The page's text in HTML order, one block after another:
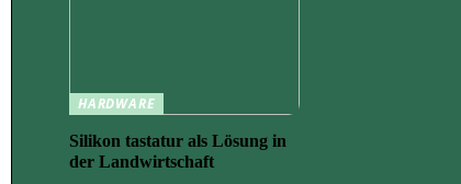
HARDWARE
Silikon tastatur als Lösung in
der Landwirtschaft